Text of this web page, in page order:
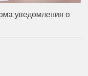
уведомления о